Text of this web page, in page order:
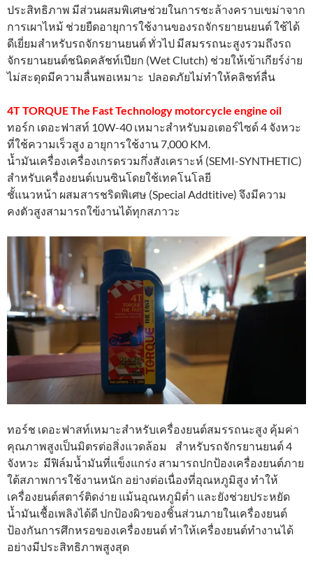
ประสิทธิภาพ มีส่วนผสมพิเศษช่วยในการชะล้างคราบเขม่าจาก
การเผาไหม้ ช่วยยืดอายุการใช้งานของรถจักรยายนยนต์ ใช้ได้
ดีเยี่ยมสำหรับรถจักรยานยนต์ ทั่วไป มีสมรรถนะสูงรวมถึงรถ
จักรยานยนต์ชนิดคลัชท์เปียก (Wet Clutch) ช่วยให้เข้าเกียร์ง่าย
ไม่สะดุดมีความลื่นพอเหมาะ ปลอดภัยไม่ทำให้คลิชท์ลื่น
4T TORQUE The Fast Technology motorcycle engine oil
ทอร์ก เดอะฟาสท์ 10W-40 เหมาะสำหรับมอเตอร์ไซด์ 4 จังหวะ
ที่ใช้ความเร็วสูง อายุการใช้งาน 7,000 KM.
น้ำมันเครื่องเครื่องเกรดรวมกึ่งสังเคราะห์ (SEMI-SYNTHETIC)
สำหรับเครื่องยนต์เบนซินโดยใช้เทคโนโลยี
ชั้แนวหน้า ผสมสารชริดพิเศษ (Special Addtitive) จึงมีความ
คงตัวสูงสามารถใฃ้งานได้ทุกสภาวะ
ทอร์ช เดอะฟาสท์เหมาะสำหรับเครื่องยนต์สมรรถนะสูง คุ้มค่า
คุณภาพสูงเป็นมิตรต่อสิ่งแวดล้อม สำหรับรถจักรยานยนต์ 4
จังหวะ มีฟิล์มน้ำมันที่แข็งแกร่ง สามารถปกป้องเครื่องยนต์ภาย
ใต้สภาพการใช้งานหนัก อย่างต่อเนื่องที่อุณหภูมิสูง ทำให้
เครื่องยนต์สตาร์ติดง่าย แม้นอุณหภูมิต่ำ และยังช่วยประหยัด
น้ำมันเชื้อเพลิงได้ดี ปกป้องผิวของชิ้นส่วนภายในเครื่องยนต์
ป้องกันการศึกหรอของเครื่องยนต์ ทำให้เครื่องยนต์ทำงานได้
อย่างมีประสิทธิภาพสูงสุด